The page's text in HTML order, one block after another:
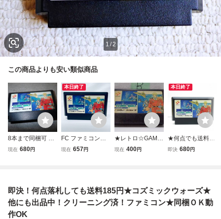
1/2
この商品よりも安い類似商品
8本まで同梱可 フ
ァミコン FC コズ
現在 680円
本日終了
FC ファミコンソ
フト コズミックウ
現在 657円
★レトロ☆GAME
★珍品「[送料430
状渡し
現在 400円
本日終了
★何点でも送料１
８５円★ コズミッ
即決 680円
即決！何点落札しても送料185円★コズミックウォーズ★
他にも出品中！クリーニング済！ファミコン★同梱ＯＫ動
作OK